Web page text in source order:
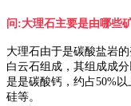
问:大理石主要是由哪些
大理石由于是碳酸盐岩
白云石组成，其组成成
是是碳酸钙，约占50%
硅等。